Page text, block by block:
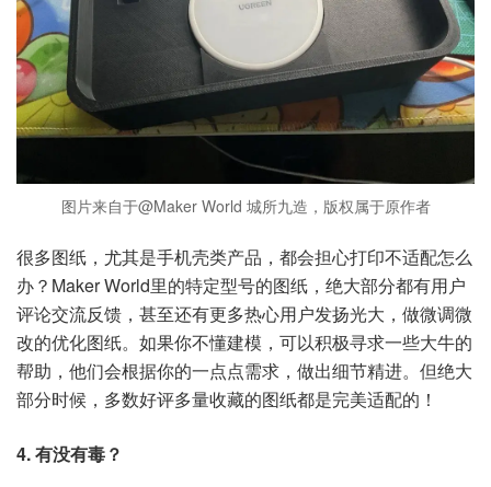
图片来自于@Maker World 城所九造，版权属于原作者
很多图纸，尤其是手机壳类产品，都会担心打印不适配怎么
办？Maker World里的特定型号的图纸，绝大部分都有用户
评论交流反馈，甚至还有更多热心用户发扬光大，做微调微
改的优化图纸。如果你不懂建模，可以积极寻求一些大牛的
帮助，他们会根据你的一点点需求，做出细节精进。但绝大
部分时候，多数好评多量收藏的图纸都是完美适配的！
4. 有没有毒？